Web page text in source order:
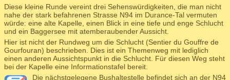
Diese kleine Runde vereint drei Sehenswürdigkeiten, die man nicht
nahe der stark befahrenen Strasse N94 im Durance-Tal vermuten
würde: eine alte Kapelle, einen Blick in eine tiefe und enge Schlucht
und ein Baggersee mit atemberaubender Aussicht.
Hier ist nicht der Rundweg um die Schlucht (Sentier du Gouffre de
Gourfouran) beschrieben. Dies ist ein Themenweg mit lediglich
einen anderen Aussichtspunkt in die Schlucht. Für diesen Weg steht
bei der Kapelle eine Informationstafel bereit.
Die nächstgelegene Bushaltestelle befindet sich an der N94